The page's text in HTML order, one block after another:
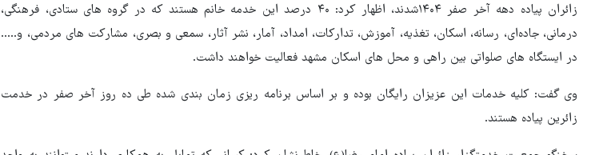
زائران پیاده دهه آخر صفر ۱۴۰۴شدند، اظهار کرد: ۴۰ درصد این خدمه خانم هستند که در گروه های ستادی، فرهنگی،
درمانی، جاده‌ای، رسانه، اسکان، تغذیه، آموزش، تدارکات، امداد، آمار، نشر آثار، سمعی و بصری، مشارکت های مردمی، و.....
در ایستگاه های صلواتی بین راهی و محل های اسکان مشهد فعالیت خواهند داشت.
وی گفت: کلیه خدمات این عزیزان رایگان بوده و بر اساس برنامه ریزی زمان بندی شده طی ده روز آخر صفر در خدمت
زائرین پیاده هستند.